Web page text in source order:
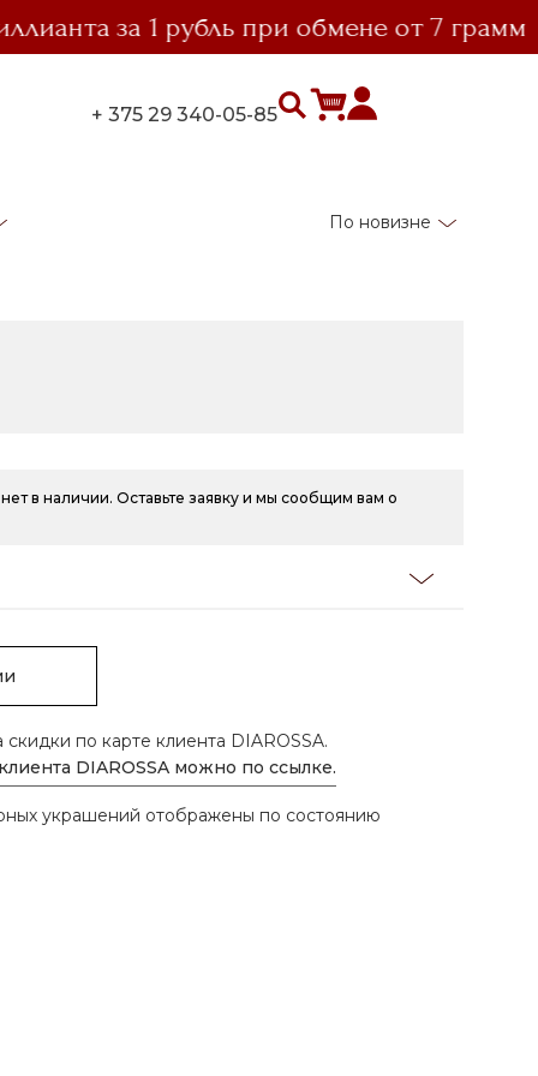
за 1 рубль при обмене от 7 грамм
+ 375 29 340-05-85
По новизне
в наличии. Оставьте заявку и мы сообщим вам о
скидки по карте клиента DIAROSSA.
DIAROSSA можно по ссылке.
украшений отображены по состоянию